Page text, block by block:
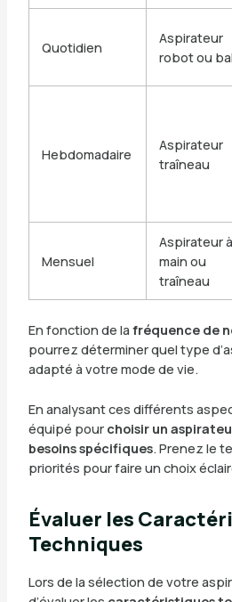
Quotidien
Aspirateur
robot ou
Hebdomadaire
Aspirateur
traîneau
Mensuel
Aspirateur à
main ou
traîneau
En fonction de la fréquence de
pourrez déterminer quel type
adapté à votre mode de vie.
En analysant ces différents
équipé pour choisir un
besoins spécifiques. Prenez le
priorités pour faire un choix
Évaluer les
Techniques
Lors de la sélection de votre